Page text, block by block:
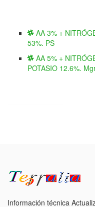
AA 3% +
53%. PS
AA 5% +
POTASIO 12.6%.
Información técnica